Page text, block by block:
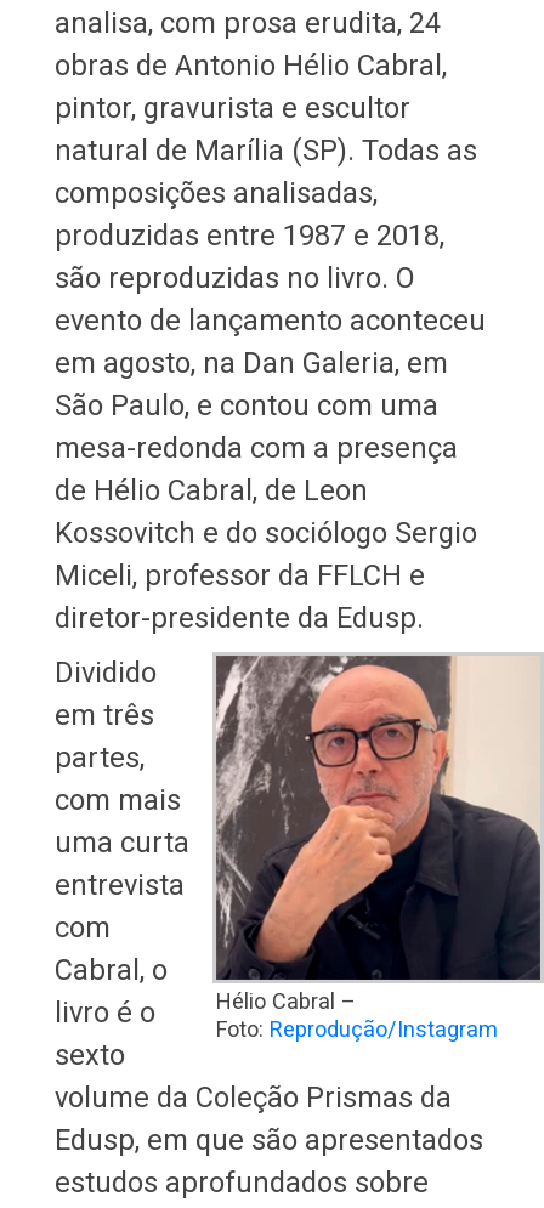
analisa, com prosa erudita, 24
obras de Antonio Hélio Cabral,
pintor, gravurista e escultor
natural de Marília (SP). Todas as
composições analisadas,
produzidas entre 1987 e 2018,
são reproduzidas no livro. O
evento de lançamento aconteceu
em agosto, na Dan Galeria, em
São Paulo, e contou com uma
mesa-redonda com a presença
de Hélio Cabral, de Leon
Kossovitch e do sociólogo Sergio
Miceli, professor da FFLCH e
diretor-presidente da Edusp.
Hélio Cabral –
Foto: Reprodução/Instagram
Dividido
em três
partes,
com mais
uma curta
entrevista
com
Cabral, o
livro é o
sexto
volume da Coleção Prismas da
Edusp, em que são apresentados
estudos aprofundados sobre